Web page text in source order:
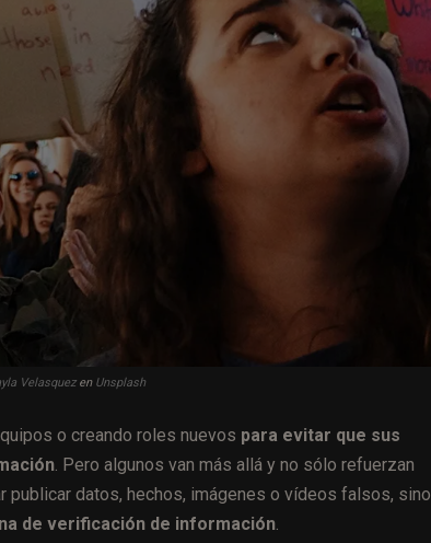
Velasquezen Unsplash
o creando roles nuevos para evitar que sus
. Pero algunos van más allá y no sólo refuerzan
datos, hechos, imágenes o vídeos falsos, sino
de verificación de información.